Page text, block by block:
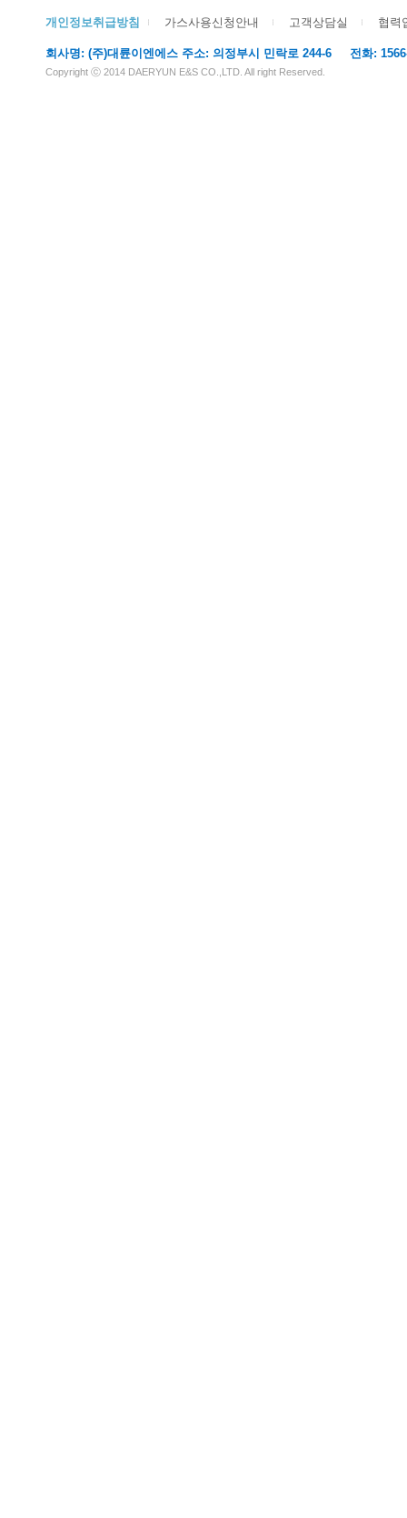
개인정보취급방침 가스사용신청안내 고객상담실 협력
회사명: (주)대륜이엔에스 주소: 의정부시 민락로 244-6 전화:
Copyright ⓒ 2014 DAERYUN E&S CO.,LTD. All right Reserved.